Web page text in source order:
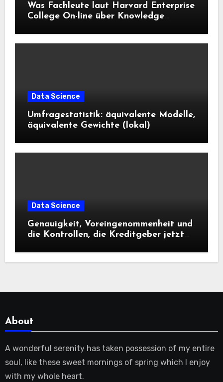
Was Fachleute laut Harvard Enterprise
College On-line über Knowledge
Data Science
Umfragestatistik: äquivalente Modelle,
äquivalente Gewichte (lokal)
Data Science
Genauigkeit, Voreingenommenheit und
die Kontrollen, die Kreditgeber jetzt
About
A wonderful serenity has taken possession of my entire
soul, like these sweet mornings of spring which I enjoy
with my whole heart.